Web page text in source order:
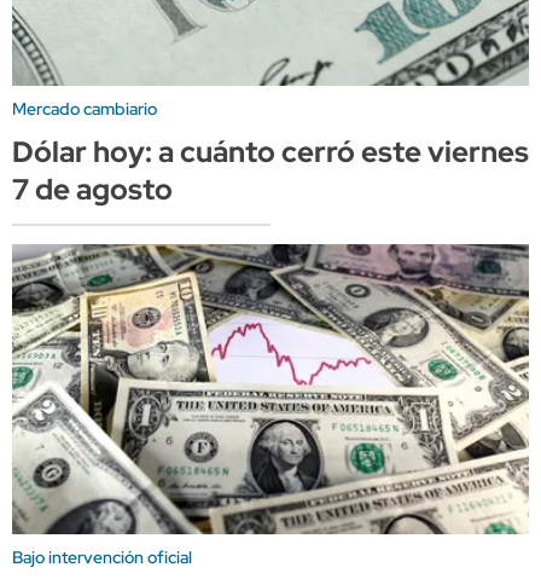
Mercado cambiario
Dólar hoy: a cuánto cerró este viernes
7 de agosto
Bajo intervención oficial